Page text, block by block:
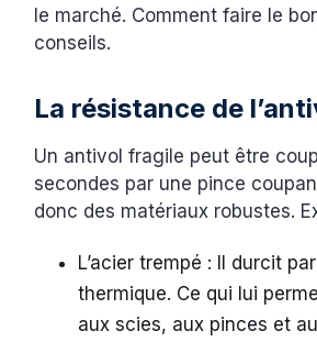
le marché. Comment faire le
conseils.
La résistance de
Un antivol fragile peut être
secondes par une pince
donc des matériaux robustes.
L’acier trempé : Il durcit
thermique. Ce qui lui
aux scies, aux pinces et